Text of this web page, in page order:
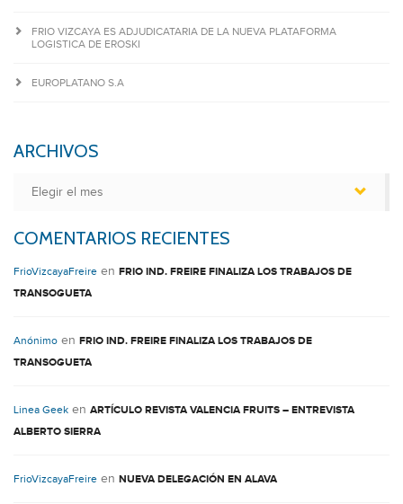
FRIO VIZCAYA ES ADJUDICATARIA DE LA NUEVA PLATAFORMA
LOGISTICA DE EROSKI
EUROPLATANO S.A
ARCHIVOS
COMENTARIOS RECIENTES
FrioVizcayaFreire en FRIO IND. FREIRE FINALIZA LOS TRABAJOS DE
TRANSOGUETA
Anónimo en FRIO IND. FREIRE FINALIZA LOS TRABAJOS DE
TRANSOGUETA
Linea Geek en ARTÍCULO REVISTA VALENCIA FRUITS – ENTREVISTA
ALBERTO SIERRA
FrioVizcayaFreire en NUEVA DELEGACIÓN EN ALAVA